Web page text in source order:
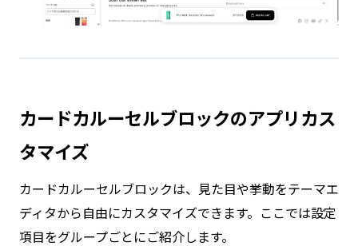
カードカルーセルブロックのアプリカス
タマイズ
カードカルーセルブロックは、見た目や挙動をテーマエ
ディタから自由にカスタマイズできます。ここでは設定
項目をグループごとにご紹介します。